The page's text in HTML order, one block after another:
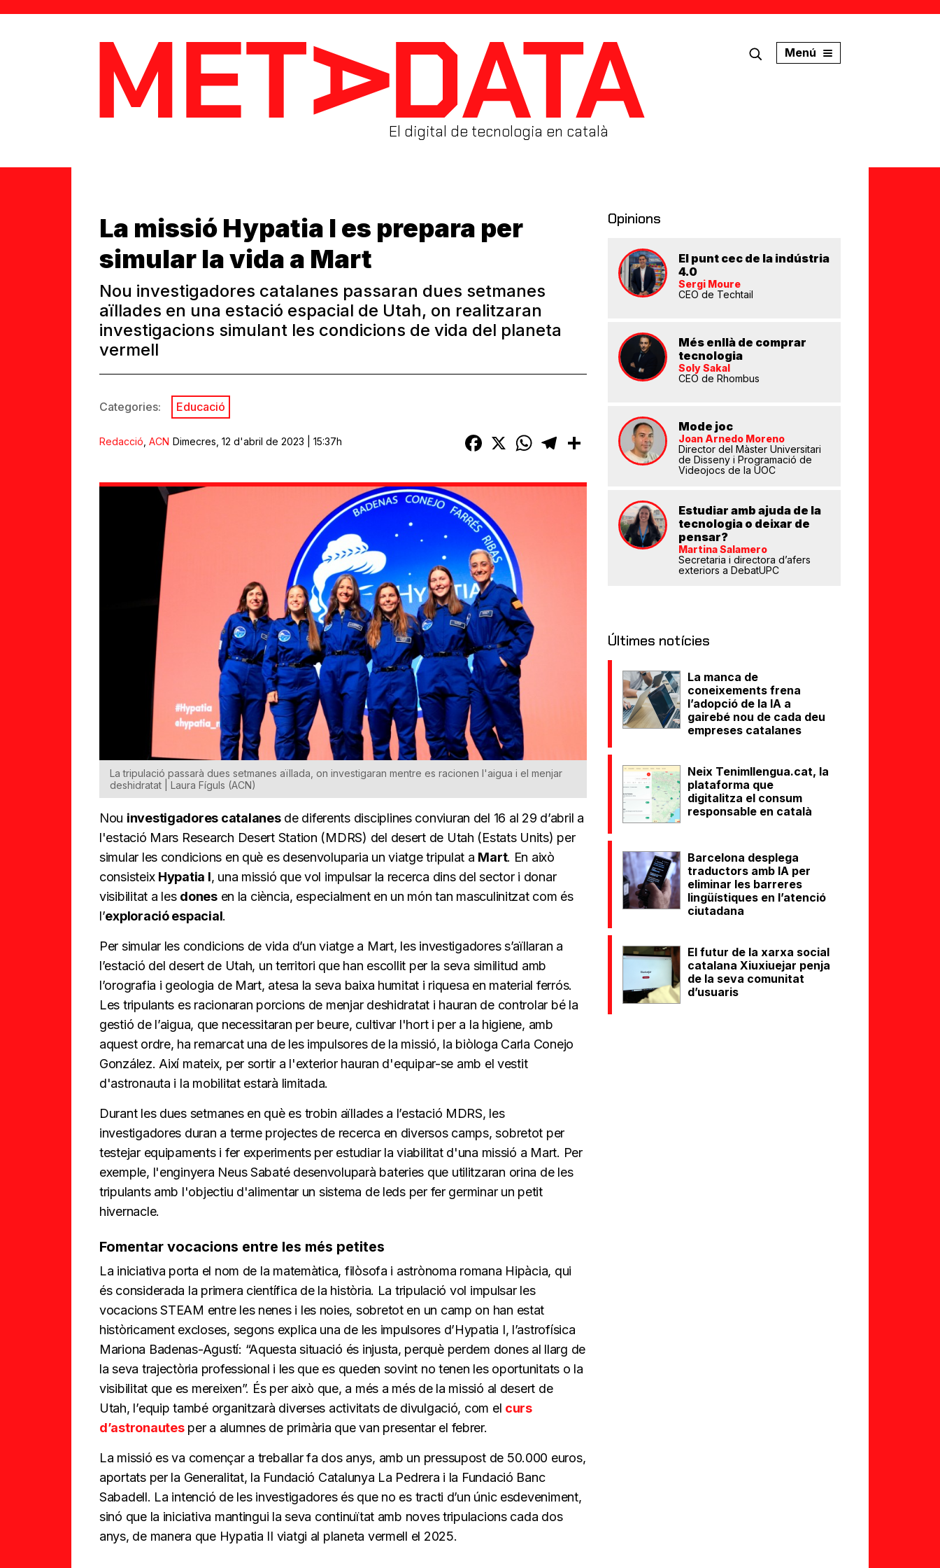
MetaData
El digital de tecnologia en català
Menú
La missió Hypatia I es prepara per
simular la vida a Mart
Nou investigadores catalanes passaran dues setmanes
aïllades en una estació espacial de Utah, on realitzaran
investigacions simulant les condicions de vida del planeta
vermell
Categories: Educació
Redacció ACN Dimecres, 12 d'abril de 2023 | 15:37h Facebook
X WhatsAppTelegramComparteix
La tripulació passarà dues setmanes aïllada, on investigaran mentre es racionen l'aigua i el menjar
deshidratat | Laura Fíguls (ACN)
Nou investigadores catalanesde diferents disciplines conviuran del 16 al 29 d’abril a
l'estació Mars Research Desert Station (MDRS) del desert de Utah (Estats Units) per
simular les condicions en què es desenvoluparia un viatge tripulat a Mart. En això
consisteix Hypatia I, una missió que vol impulsar la recerca dins del sector i donar
visibilitat a les donesen la ciència, especialment en un món tan masculinitzat com és
l’exploració espacial.
Per simular les condicions de vida d’un viatge a Mart, les investigadores s’aïllaran a
l’estació del desert de Utah, un territori que han escollit per la seva similitud amb
l’orografia i geologia de Mart, atesa la seva baixa humitat i riquesa en material ferrós.
Les tripulants es racionaran porcions de menjar deshidratat i hauran de controlar bé la
gestió de l’aigua, que necessitaran per beure, cultivar l'hort i per a la higiene, amb
aquest ordre, ha remarcat una de les impulsores de la missió, la biòloga Carla Conejo
González. Així mateix, per sortir a l'exterior hauran d'equipar-se amb el vestit
d'astronauta i la mobilitat estarà limitada.
Durant les dues setmanes en què es trobin aïllades a l’estació MDRS, les
investigadores duran a terme projectes de recerca en diversos camps, sobretot per
testejar equipaments i fer experiments per estudiar la viabilitat d'una missió a Mart. Per
exemple, l'enginyera Neus Sabaté desenvoluparà bateries que utilitzaran orina de les
tripulants amb l'objectiu d'alimentar un sistema de leds per fer germinar un petit
hivernacle.
Fomentar vocacions entre les més petites
La iniciativa porta el nom de la matemàtica, filòsofa i astrònoma romana Hipàcia, qui
és considerada la primera científica de la història. La tripulació vol impulsar les
vocacions STEAM entre les nenes i les noies, sobretot en un camp on han estat
històricament excloses, segons explica una de les impulsores d’Hypatia I, l’astrofísica
Mariona Badenas-Agustí: “Aquesta situació és injusta, perquè perdem dones al llarg de
la seva trajectòria professional i les que es queden sovint no tenen les oportunitats o la
visibilitat que es mereixen”. És per això que, a més a més de la missió al desert de
Utah, l’equip també organitzarà diverses activitats de divulgació, com el curs
d’astronautesper a alumnes de primària que van presentar el febrer.
La missió es va començar a treballar fa dos anys, amb un pressupost de 50.000 euros,
aportats per la Generalitat, la Fundació Catalunya La Pedrera i la Fundació Banc
Sabadell. La intenció de les investigadores és que no es tracti d’un únic esdeveniment,
sinó que la iniciativa mantingui la seva continuïtat amb noves tripulacions cada dos
anys, de manera que Hypatia II viatgi al planeta vermell el 2025.
Opinions
El punt cec de la indústria
4.0
Sergi Moure
CEO de Techtail
Més enllà de comprar
tecnologia
Soly Sakal
CEO de Rhombus
Mode joc
Joan Arnedo Moreno
Director del Màster Universitari
de Disseny i Programació de
Videojocs de la UOC
Estudiar amb ajuda de la
tecnologia o deixar de
pensar?
Martina Salamero
Secretaria i directora d’afers
exteriors a DebatUPC
Últimes notícies
La manca de
coneixements frena
l’adopció de la IA a
gairebé nou de cada deu
empreses catalanes
Neix Tenimllengua.cat, la
plataforma que
digitalitza el consum
responsable en català
Barcelona desplega
traductors amb IA per
eliminar les barreres
lingüístiques en l’atenció
ciutadana
El futur de la xarxa social
catalana Xiuxiuejar penja
de la seva comunitat
d’usuaris